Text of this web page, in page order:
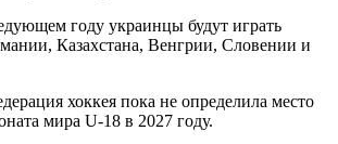
году украинцы будут играть
Казахстана, Венгрии, Словении и
хоккея пока не определила место
мира U-18 в 2027 году.